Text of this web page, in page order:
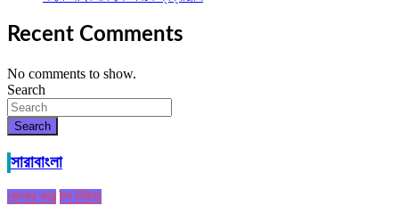
Recent Comments
No comments to show.
Search
Search
সারাবাংলা
জেলার খবর টপ নিউজ